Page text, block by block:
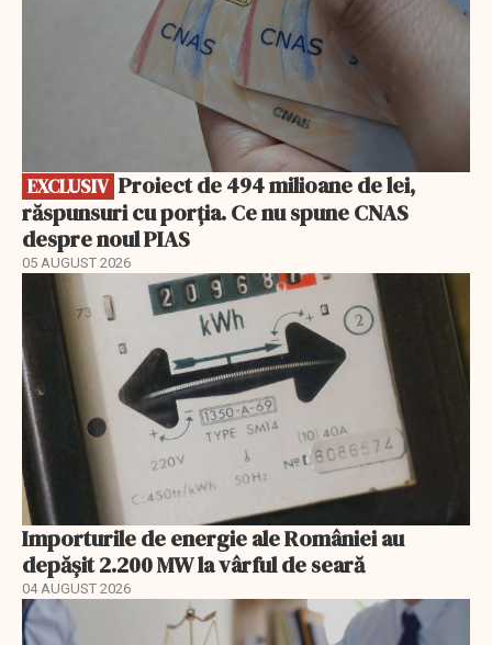
EXCLUSIV
răspunsuri cu porția. Ce nu spune CNAS
despre noul PIAS
05 AUGUST 2026
Importurile de energie ale României au
depășit 2.200 MW la vârful de seară
04 AUGUST 2026